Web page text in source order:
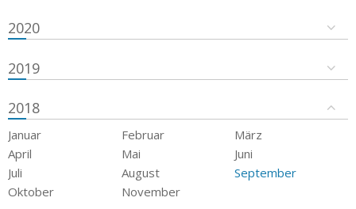
2020
2019
2018
Januar Februar
März
April
Mai
Juni
Juli
August
September
Oktober
November